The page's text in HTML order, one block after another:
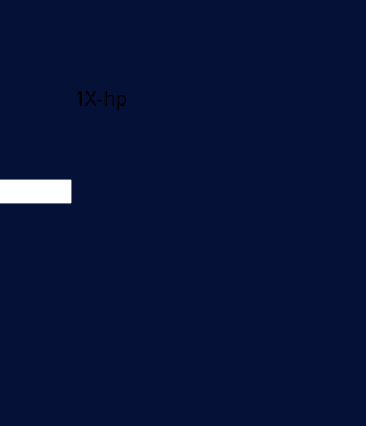
1X-hp